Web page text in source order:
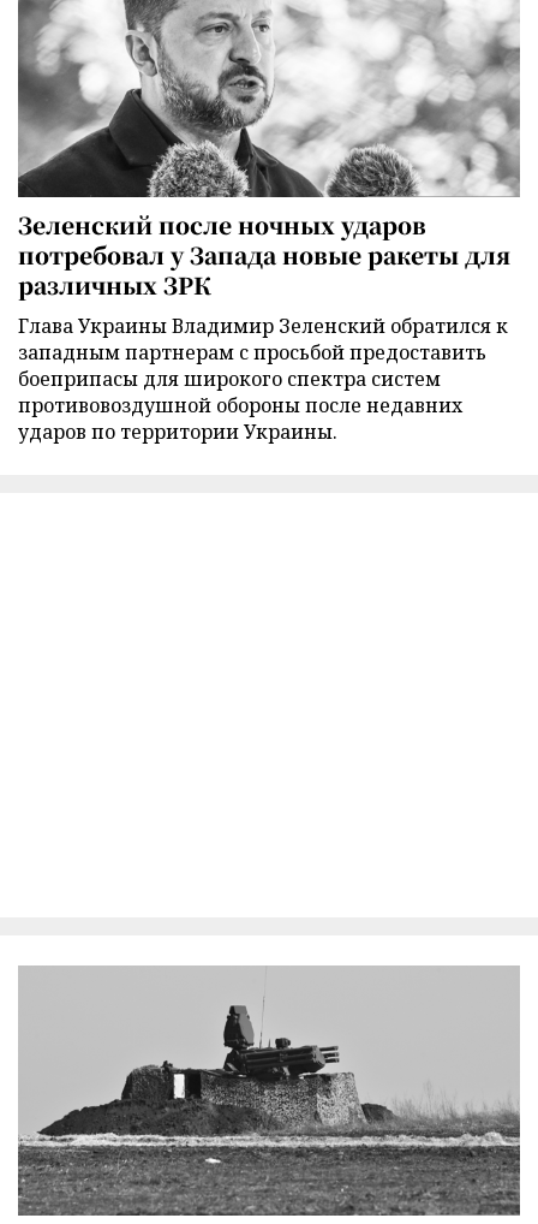
Зеленский после ночных ударов
потребовал у Запада новые ракеты для
различных ЗРК
Глава Украины Владимир Зеленский обратился к
западным партнерам с просьбой предоставить
боеприпасы для широкого спектра систем
противовоздушной обороны после недавних
ударов по территории Украины.